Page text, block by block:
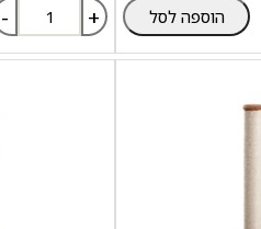
הוספה לסל - +